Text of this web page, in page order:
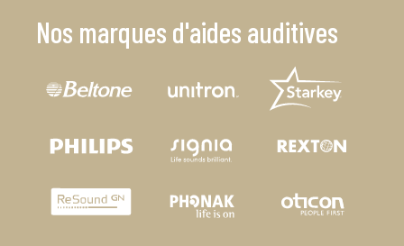
Nos marques d'aides auditives